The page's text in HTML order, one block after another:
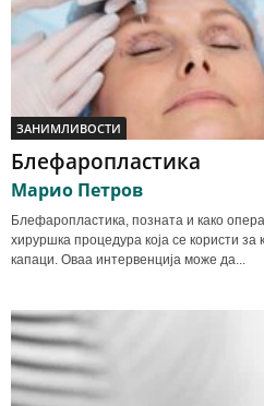
ЗАНИМЛИВОСТИ
Блефаропластика
Марио Петров
Блефаропластика, позната и како
хируршка процедура која се користи за
капаци. Оваа интервенција може да...